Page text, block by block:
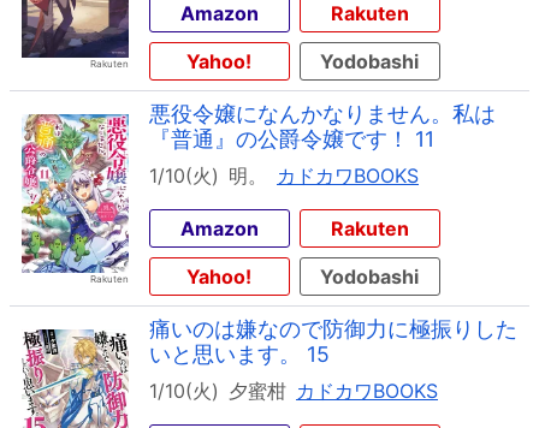
Amazon
Rakuten
Yahoo!
Yodobashi
悪役令嬢になんかなりません。私は
『普通』の公爵令嬢です！ 11
1/10(火) 明。 カドカワBOOKS
Amazon
Rakuten
Yahoo!
Yodobashi
痛いのは嫌なので防御力に極振りした
いと思います。 15
1/10(火) 夕蜜柑 カドカワBOOKS